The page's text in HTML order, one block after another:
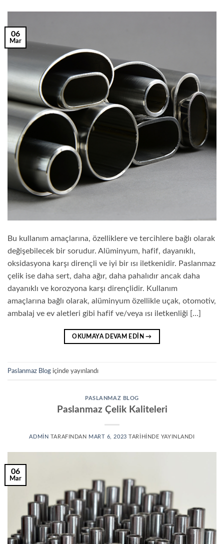
06
Mar
Bu kullanım amaçlarına, özelliklere ve tercihlere bağlı olarak
değişebilecek bir sorudur. Alüminyum, hafif, dayanıklı,
oksidasyona karşı dirençli ve iyi bir ısı iletkenidir. Paslanmaz
çelik ise daha sert, daha ağır, daha pahalıdır ancak daha
dayanıklı ve korozyona karşı dirençlidir. Kullanım
amaçlarına bağlı olarak, alüminyum özellikle uçak, otomotiv,
ambalaj ve ev aletleri gibi hafif ve/veya ısı iletkenliği […]
OKUMAYA DEVAM EDIN→
Paslanmaz Blog içinde yayınlandı
PASLANMAZ BLOG
Paslanmaz Çelik Kaliteleri
ADMIN TARAFINDAN MART 6, 2023 TARIHINDE YAYINLANDI
06
Mar